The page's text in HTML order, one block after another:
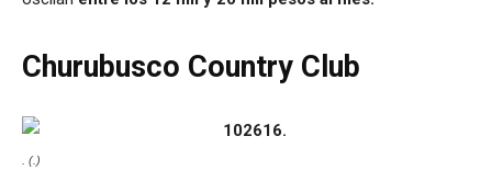
Churubusco Country Club
. (.)